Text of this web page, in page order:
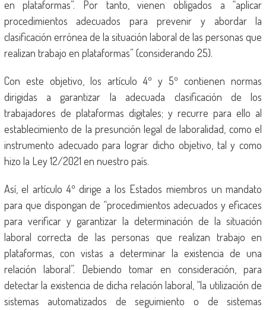
en plataformas”. Por tanto, vienen obligados a “aplicar
procedimientos adecuados para prevenir y abordar la
clasificación errónea de la situación laboral de las personas que
realizan trabajo en plataformas” (considerando 25).
Con este objetivo, los artículo 4º y 5º contienen normas
dirigidas a garantizar la adecuada clasificación de los
trabajadores de plataformas digitales; y recurre para ello al
establecimiento de la presunción legal de laboralidad, como el
instrumento adecuado para lograr dicho objetivo, tal y como
hizo la Ley 12/2021 en nuestro país.
Así, el artículo 4º dirige a los Estados miembros un mandato
para que dispongan de “procedimientos adecuados y eficaces
para verificar y garantizar la determinación de la situación
laboral correcta de las personas que realizan trabajo en
plataformas, con vistas a determinar la existencia de una
relación laboral”. Debiendo tomar en consideración, para
detectar la existencia de dicha relación laboral, “la utilización de
sistemas automatizados de seguimiento o de sistemas